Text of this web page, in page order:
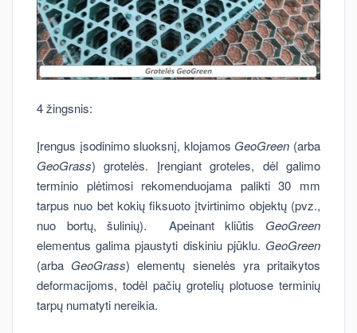
4 žingsnis:
Įrengus įsodinimo sluoksnį, klojamos GeoGreen (arba
GeoGrass) grotelės. Įrengiant groteles, dėl galimo
terminio plėtimosi rekomenduojama palikti 30 mm
tarpus nuo bet kokių fiksuoto įtvirtinimo objektų (pvz.,
nuo bortų, šulinių). Apeinant kliūtis GeoGreen
elementus galima pjaustyti diskiniu pjūklu. GeoGreen
(arba GeoGrass) elementų sienelės yra pritaikytos
deformacijoms, todėl pačių grotelių plotuose terminių
tarpų numatyti nereikia.